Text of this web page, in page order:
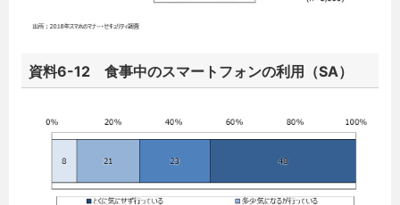
資料6-12 食事中のスマートフォンの利用（SA）